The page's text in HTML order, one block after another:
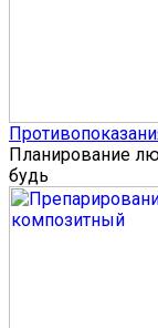
Планирование
будь